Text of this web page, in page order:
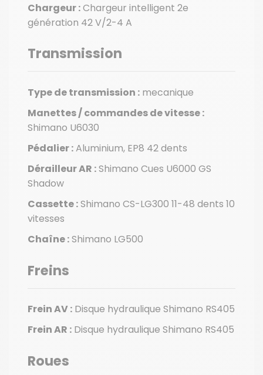
Chargeur :Chargeur intelligent 2e
génération 42 V/2-4 A
Transmission
Type de transmission : mecanique
Manettes / commandes de vitesse :
Shimano U6030
Pédalier :Aluminium, EP8 42 dents
Dérailleur AR :Shimano Cues U6000 GS
Shadow
Cassette :Shimano CS-LG300 11-48 dents 10
vitesses
Chaîne :Shimano LG500
Freins
Frein AV : Disque hydraulique Shimano RS405
Frein AR : Disque hydraulique Shimano RS405
Roues